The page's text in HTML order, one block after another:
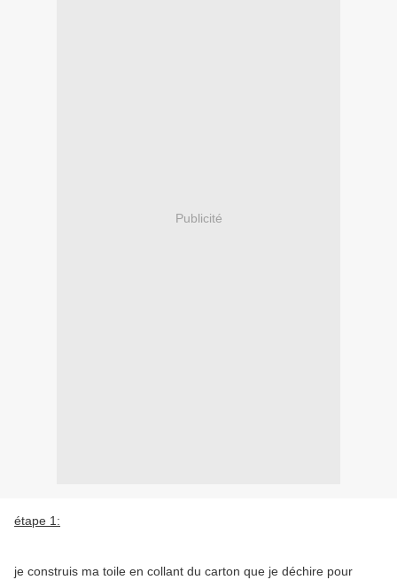
Publicité
étape 1:
je construis ma toile en collant du carton que je déchire pour